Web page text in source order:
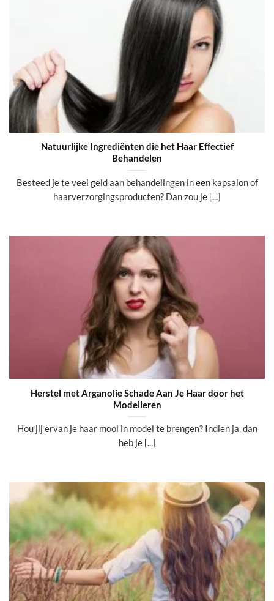
Natuurlijke Ingrediënten die het Haar Effectief
Behandelen
Besteed je te veel geld aan behandelingen in een kapsalon of
haarverzorgingsproducten? Dan zou je [...]
Herstel met Arganolie Schade Aan Je Haar door het
Modelleren
Hou jij ervan je haar mooi in model te brengen? Indien ja, dan
heb je [...]